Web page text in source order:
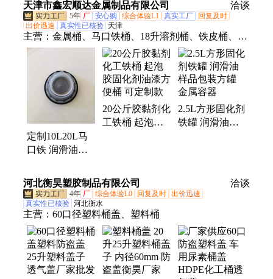
格齐全
天津市鑫宏顺达金属制品有限公司
洽谈
5年 厂 安心购 综合体验L1 真实工厂
回复及时
出价迅速
真实性已核验 天津
主营： 金属桶、马口铁桶、18升溶剂桶、铁皮桶、化
工桶、铁桶、20升油漆桶、20升涂料桶、4升方罐、
18升食用油桶、化学试剂、5升方罐、油桶、1升机油
罐、垃圾桶、4升润滑油罐、20升马口铁桶、化工
罐、20升开口桶、18升乳胶漆桶、油罐、0.3升圆罐、
10升方形铁桶、4升方形铁罐、0.3升圆形铁罐
定制10L20L马
口铁 润滑油桶
防盗盖 塑料盖
20公斤胶黏剂化
工铁桶 起泡胶
2.5L方形固化剂
铁罐 润滑油样
河北衡昊塑胶制品有限公司 洽谈
4年 厂 综合体验L0 回复及时 出价迅速
真实性已核验 河北衡水
主营： 60口径塑料桶盖、塑料桶